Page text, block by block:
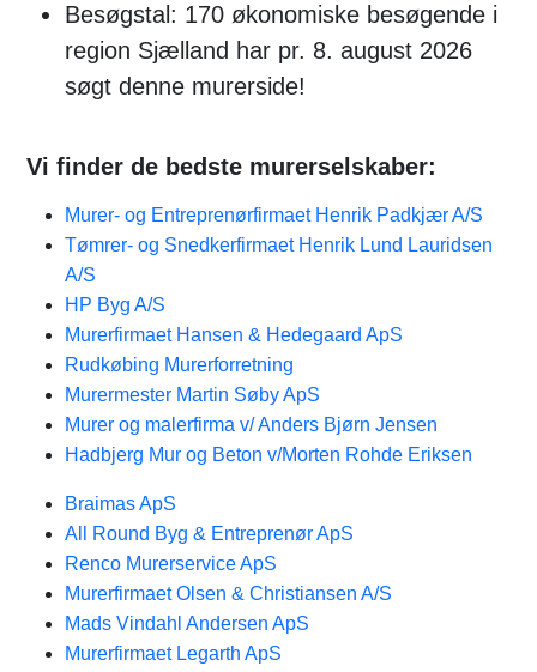
Besøgstal: 170 økonomiske besøgende i
region Sjælland har pr. 8. august 2026
søgt denne murerside!
Vi finder de bedste murerselskaber:
Murer- og Entreprenørfirmaet Henrik Padkjær A/S
Tømrer- og Snedkerfirmaet Henrik Lund Lauridsen
A/S
HP Byg A/S
Murerfirmaet Hansen & Hedegaard ApS
Rudkøbing Murerforretning
Murermester Martin Søby ApS
Murer og malerfirma v/ Anders Bjørn Jensen
Hadbjerg Mur og Beton v/Morten Rohde Eriksen
Braimas ApS
All Round Byg & Entreprenør ApS
Renco Murerservice ApS
Murerfirmaet Olsen & Christiansen A/S
Mads Vindahl Andersen ApS
Murerfirmaet Legarth ApS